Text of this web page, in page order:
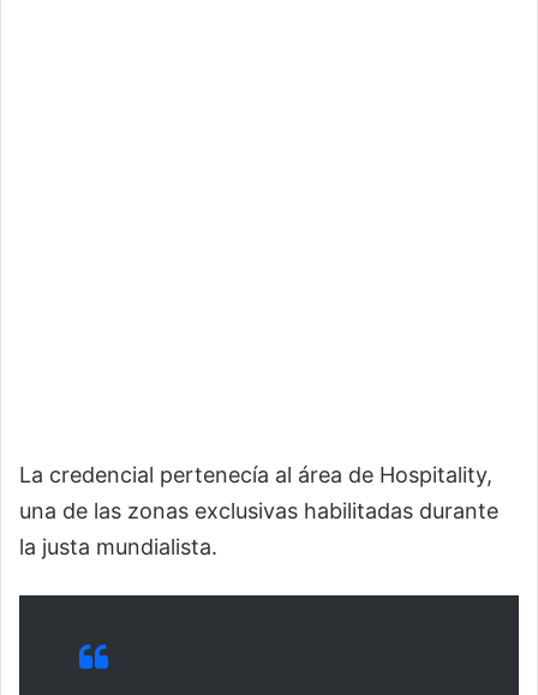
La credencial pertenecía al área de Hospitality,
una de las zonas exclusivas habilitadas durante
la justa mundialista.